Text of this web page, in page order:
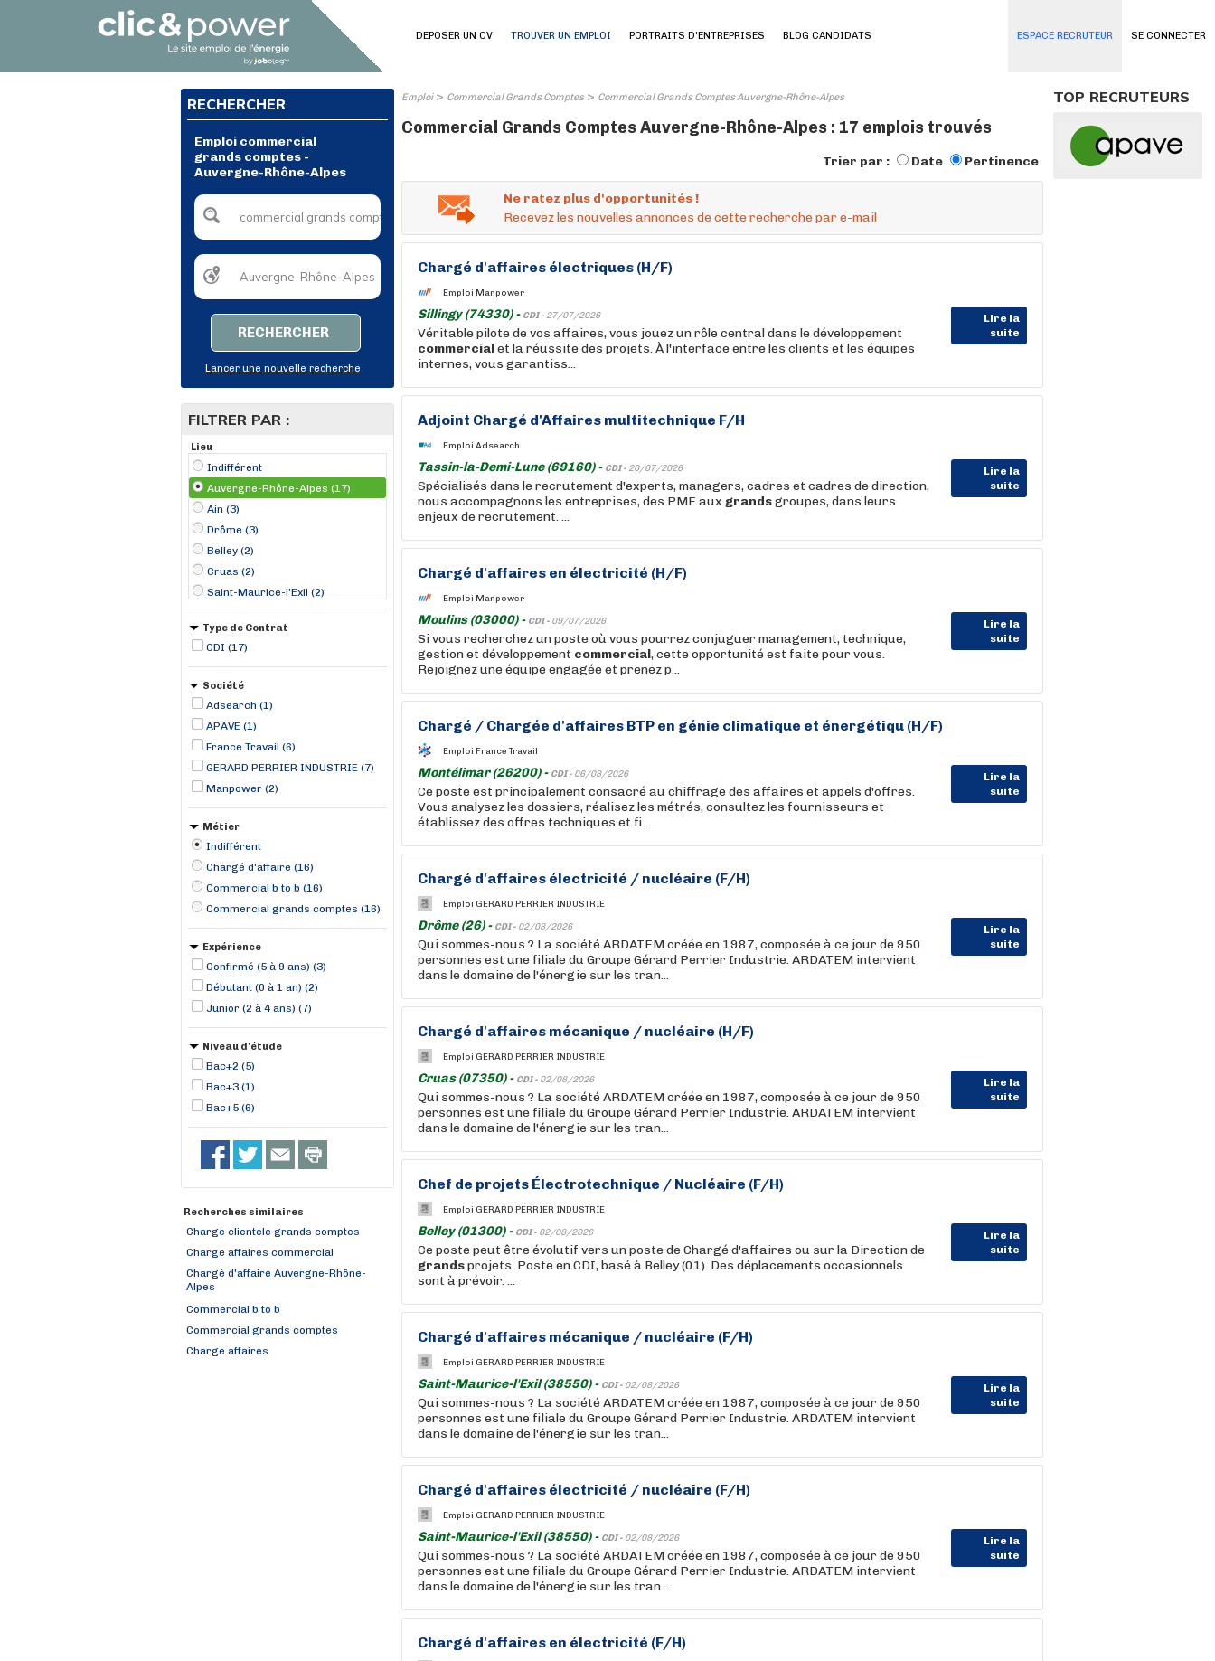
SE CONNECTER
DEPOSER UN CV TROUVER UN EMPLOI PORTRAITS D'ENTREPRISES BLOG CANDIDATS ESPACE RECRUTEUR
RECHERCHER
Emploi commercial
grands comptes -
Auvergne-Rhône-Alpes
RECHERCHER
Lancer une nouvelle recherche
FILTRER PAR :
Lieu
Indifférent
Auvergne-Rhône-Alpes (17)
Ain (3)
Drôme (3)
Belley (2)
Cruas (2)
Saint-Maurice-l'Exil (2)
Sillingy (2)
Annecy (1)
Chambéry (1)
Type de Contrat
CDI (17)
Société
Adsearch (1)
APAVE (1)
France Travail (6)
GERARD PERRIER INDUSTRIE (7)
Manpower (2)
Métier
Indifférent
Chargé d'affaire (16)
Commercial b to b (16)
Commercial grands comptes (16)
Expérience
Confirmé (5 à 9 ans) (3)
Débutant (0 à 1 an) (2)
Junior (2 à 4 ans) (7)
Niveau d'étude
Bac+2 (5)
Bac+3 (1)
Bac+5 (6)
Recherches similaires
Charge clientele grands comptes
Charge affaires commercial
Chargé d'affaire Auvergne-Rhône-
Alpes
Commercial b to b
Commercial grands comptes
Charge affaires
Emploi> Commercial Grands Comptes> Commercial Grands Comptes Auvergne-Rhône-Alpes
Commercial Grands Comptes Auvergne-Rhône-Alpes : 17 emplois trouvés
Trier par : Date Pertinence
Ne ratez plus d'opportunités !
Recevez les nouvelles annonces de cette recherche par e-mail
Chargé d'affaires électriques (H/F)
Emploi Manpower
Sillingy (74330) - CDI - 27/07/2026
Lire la
suite
Véritable pilote de vos affaires, vous jouez un rôle central dans le développement
commercialet la réussite des projets. À l'interface entre les clients et les équipes
internes, vous garantiss...
Adjoint Chargé d'Affaires multitechnique F/H
Emploi Adsearch
Tassin-la-Demi-Lune (69160) - CDI - 20/07/2026
Lire la
suite
Spécialisés dans le recrutement d'experts, managers, cadres et cadres de direction,
nous accompagnons les entreprises, des PME aux grandsgroupes, dans leurs
enjeux de recrutement. ...
Chargé d'affaires en électricité (H/F)
Emploi Manpower
Moulins (03000) - CDI - 09/07/2026
Lire la
suite
Si vous recherchez un poste où vous pourrez conjuguer management, technique,
gestion et développement commercial, cette opportunité est faite pour vous.
Rejoignez une équipe engagée et prenez p...
Chargé / Chargée d'affaires BTP en génie climatique et énergétiqu (H/F)
Emploi France Travail
Montélimar (26200) - CDI - 06/08/2026
Lire la
suite
Ce poste est principalement consacré au chiffrage des affaires et appels d'offres.
Vous analysez les dossiers, réalisez les métrés, consultez les fournisseurs et
établissez des offres techniques et fi...
Chargé d'affaires électricité / nucléaire (F/H)
Emploi GERARD PERRIER INDUSTRIE
Drôme (26) - CDI - 02/08/2026
Lire la
suite
Qui sommes-nous ? La société ARDATEM créée en 1987, composée à ce jour de 950
personnes est une filiale du Groupe Gérard Perrier Industrie. ARDATEM intervient
dans le domaine de l'énergie sur les tran...
Chargé d'affaires mécanique / nucléaire (H/F)
Emploi GERARD PERRIER INDUSTRIE
Cruas (07350) - CDI - 02/08/2026
Lire la
suite
Qui sommes-nous ? La société ARDATEM créée en 1987, composée à ce jour de 950
personnes est une filiale du Groupe Gérard Perrier Industrie. ARDATEM intervient
dans le domaine de l'énergie sur les tran...
Chef de projets Électrotechnique / Nucléaire (F/H)
Emploi GERARD PERRIER INDUSTRIE
Belley (01300) - CDI - 02/08/2026
Lire la
suite
Ce poste peut être évolutif vers un poste de Chargé d'affaires ou sur la Direction de
grandsprojets. Poste en CDI, basé à Belley (01). Des déplacements occasionnels
sont à prévoir. ...
Chargé d'affaires mécanique / nucléaire (F/H)
Emploi GERARD PERRIER INDUSTRIE
Saint-Maurice-l'Exil (38550) - CDI - 02/08/2026
Lire la
suite
Qui sommes-nous ? La société ARDATEM créée en 1987, composée à ce jour de 950
personnes est une filiale du Groupe Gérard Perrier Industrie. ARDATEM intervient
dans le domaine de l'énergie sur les tran...
Chargé d'affaires électricité / nucléaire (F/H)
Emploi GERARD PERRIER INDUSTRIE
Saint-Maurice-l'Exil (38550) - CDI - 02/08/2026
Lire la
suite
Qui sommes-nous ? La société ARDATEM créée en 1987, composée à ce jour de 950
personnes est une filiale du Groupe Gérard Perrier Industrie. ARDATEM intervient
dans le domaine de l'énergie sur les tran...
Chargé d'affaires en électricité (F/H)
TOP RECRUTEURS